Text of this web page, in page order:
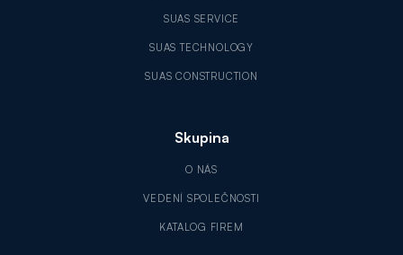
SUAS SERVICE
SUAS TECHNOLOGY
SUAS CONSTRUCTION
Skupina
O NÁS
VEDENÍ SPOLEČNOSTI
KATALOG FIREM